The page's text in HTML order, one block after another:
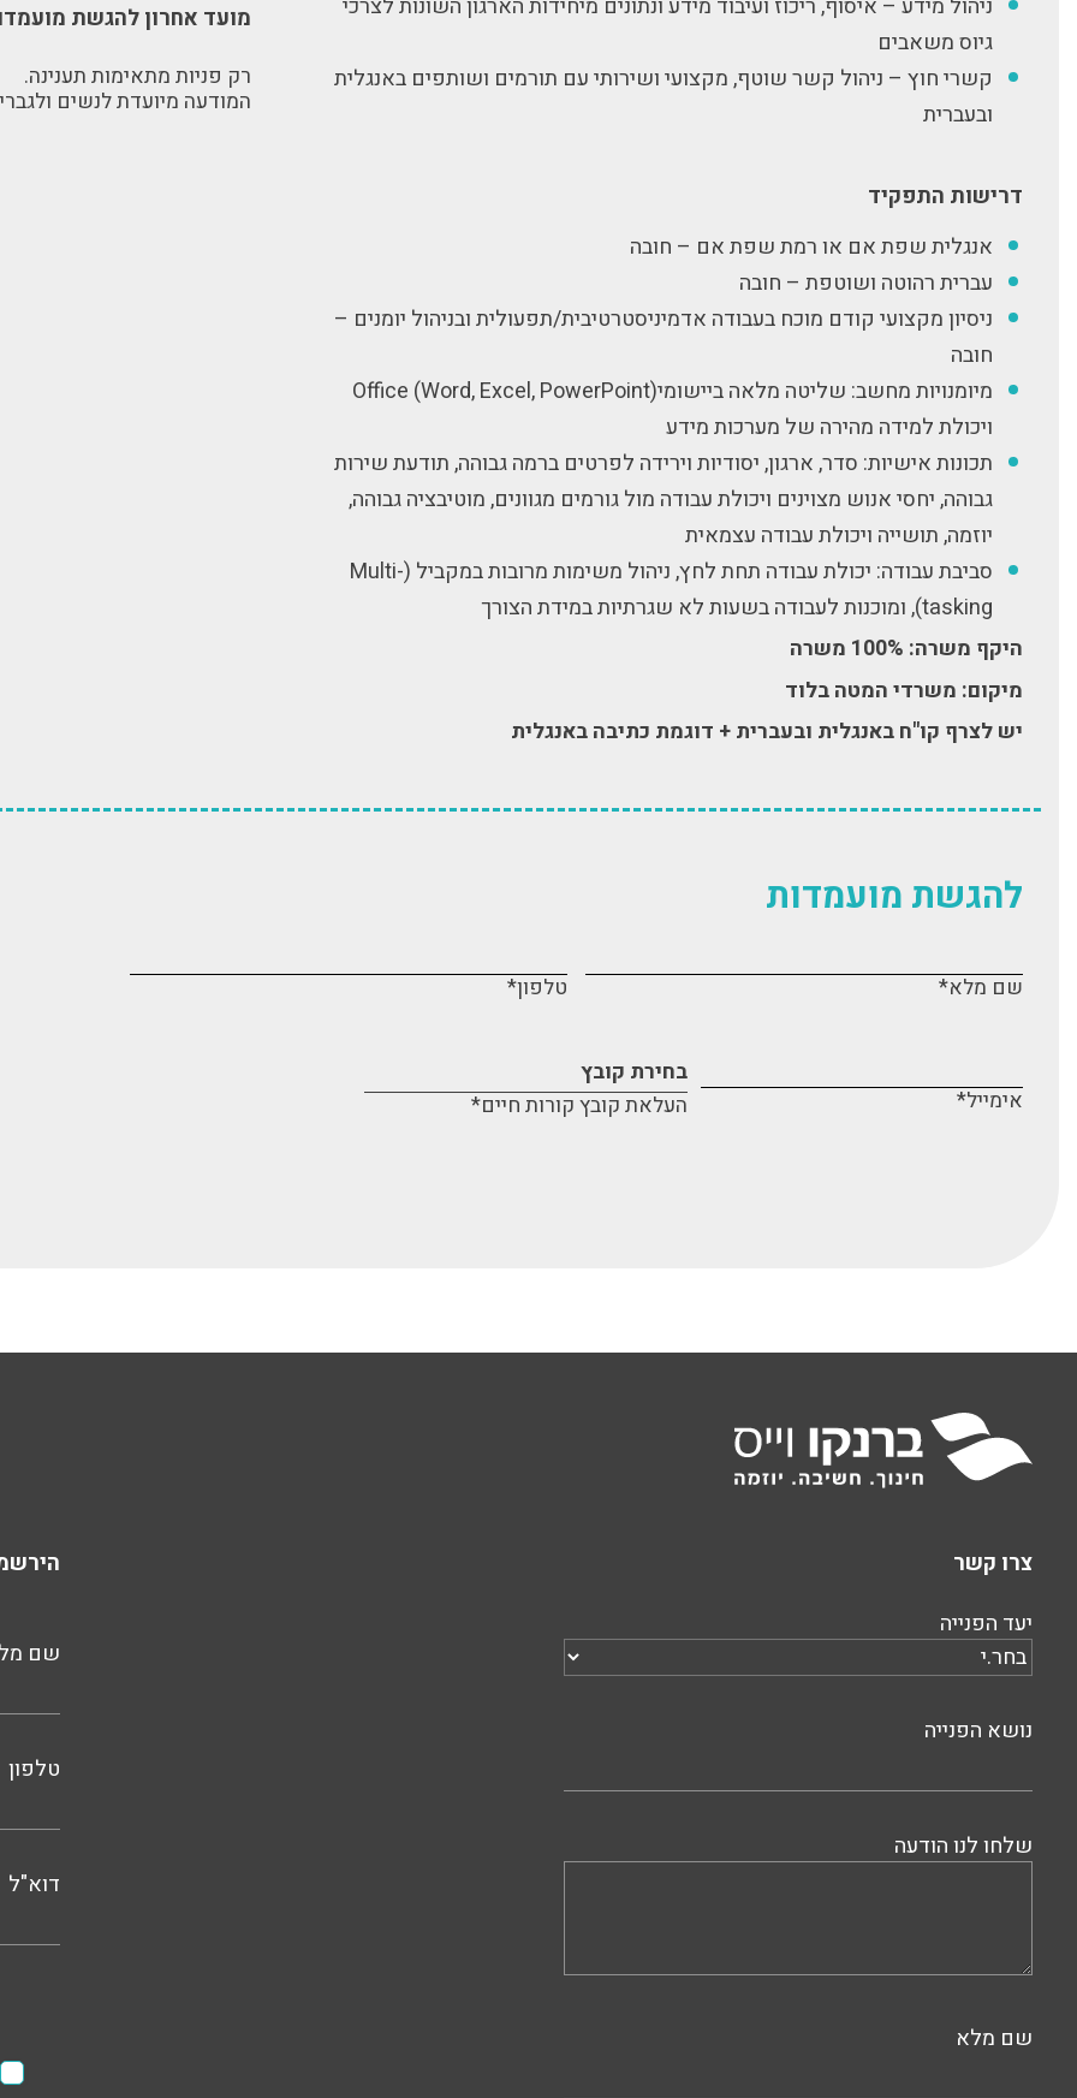
ניהול מידע – איסוף, ריכוז ועיבוד מידע ונתונים מיחידות הארגון השונות לצרכי
גיוס משאבים
קשרי חוץ – ניהול קשר שוטף, מקצועי ושירותי עם תורמים ושותפים באנגלית
ובעברית
דרישות התפקיד
אנגלית שפת אם או רמת שפת אם – חובה
עברית רהוטה ושוטפת – חובה
ניסיון מקצועי קודם מוכח בעבודה אדמיניסטרטיבית/תפעולית ובניהול יומנים –
חובה
מיומנויות מחשב: שליטה מלאה ביישומיOffice (Word, Excel, PowerPoint)
ויכולת למידה מהירה של מערכות מידע
תכונות אישיות: סדר, ארגון, יסודיות וירידה לפרטים ברמה גבוהה, תודעת שירות
גבוהה, יחסי אנוש מצוינים ויכולת עבודה מול גורמים מגוונים, מוטיבציה גבוהה,
יוזמה, תושייה ויכולת עבודה עצמאית
סביבת עבודה: יכולת עבודה תחת לחץ, ניהול משימות מרובות במקביל (Multi-
tasking), ומוכנות לעבודה בשעות לא שגרתיות במידת הצורך
היקף משרה: 100% משרה
מיקום: משרדי המטה בלוד
יש לצרף קו"ח באנגלית ובעברית + דוגמת כתיבה באנגלית
מועד אחרון להגשת
רק פניות מתאימות תענינה.
המודעה מיועדת לנשים
להגשת מועמדות
שם מלא* טלפון*
אימייל*
בחירת קובץ
העלאת קובץ קורות חיים*
צרו קשר
יעד הפנייה
נושא הפנייה
שלחו לנו הודעה
שם מלא
שם
טלפון
דוא"ל